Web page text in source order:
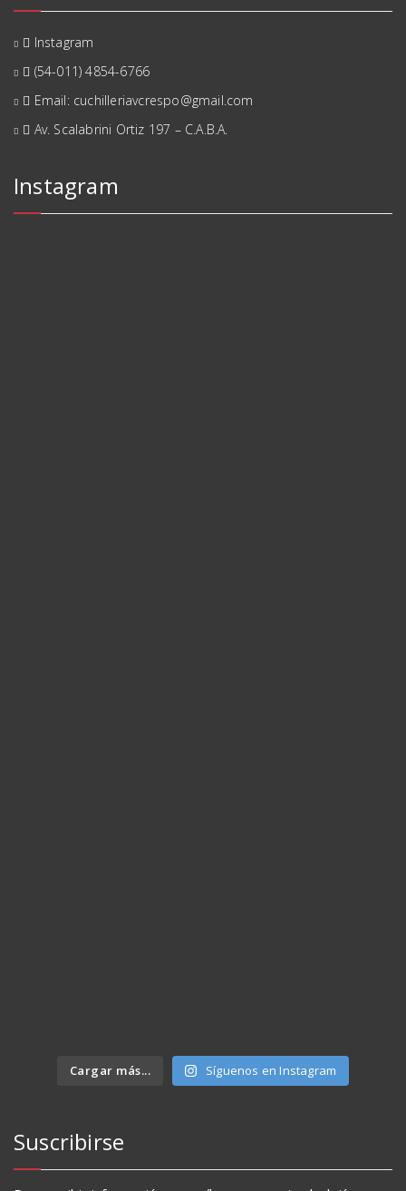
Instagram
(54-011) 4854-6766
Email: cuchilleriavcrespo@gmail.com
Av. Scalabrini Ortiz 197 – C.A.B.A.
Instagram
Cargar más... Síguenos en Instagram
Suscribirse